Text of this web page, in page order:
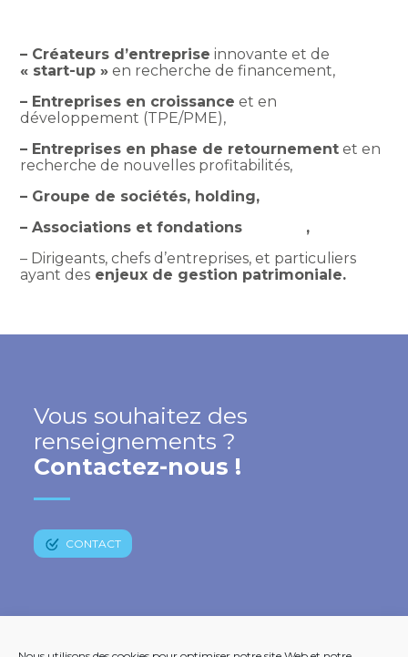
– Créateurs d’entreprise innovante et de
« start-up » en recherche de financement,
– Entreprises en croissance et en
développement (TPE/PME),
– Entreprises en phase de retournement et en
recherche de nouvelles profitabilités,
– Groupe de sociétés, holding,
– Associations et fondations ,
– Dirigeants, chefs d’entreprises, et particuliers
ayant des enjeux de gestion patrimoniale.
Vous souhaitez des
renseignements ?
Contactez-nous !
CONTACT